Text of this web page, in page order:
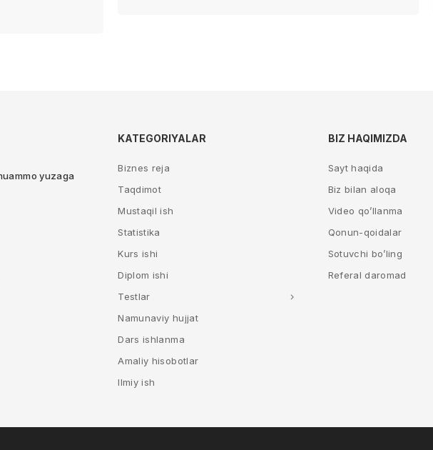
yuzaga
KATEGORIYALAR
Biznes reja
Taqdimot
Mustaqil ish
Statistika
Kurs ishi
Diplom ishi
Testlar
Namunaviy hujjat
Dars ishlanma
Amaliy hisobotlar
Ilmiy ish
BIZ HAQIMIZDA
Sayt haqida
Biz bilan aloqa
Video qo’llanma
Qonun-qoidalar
Sotuvchi bo’ling
Referal daromad